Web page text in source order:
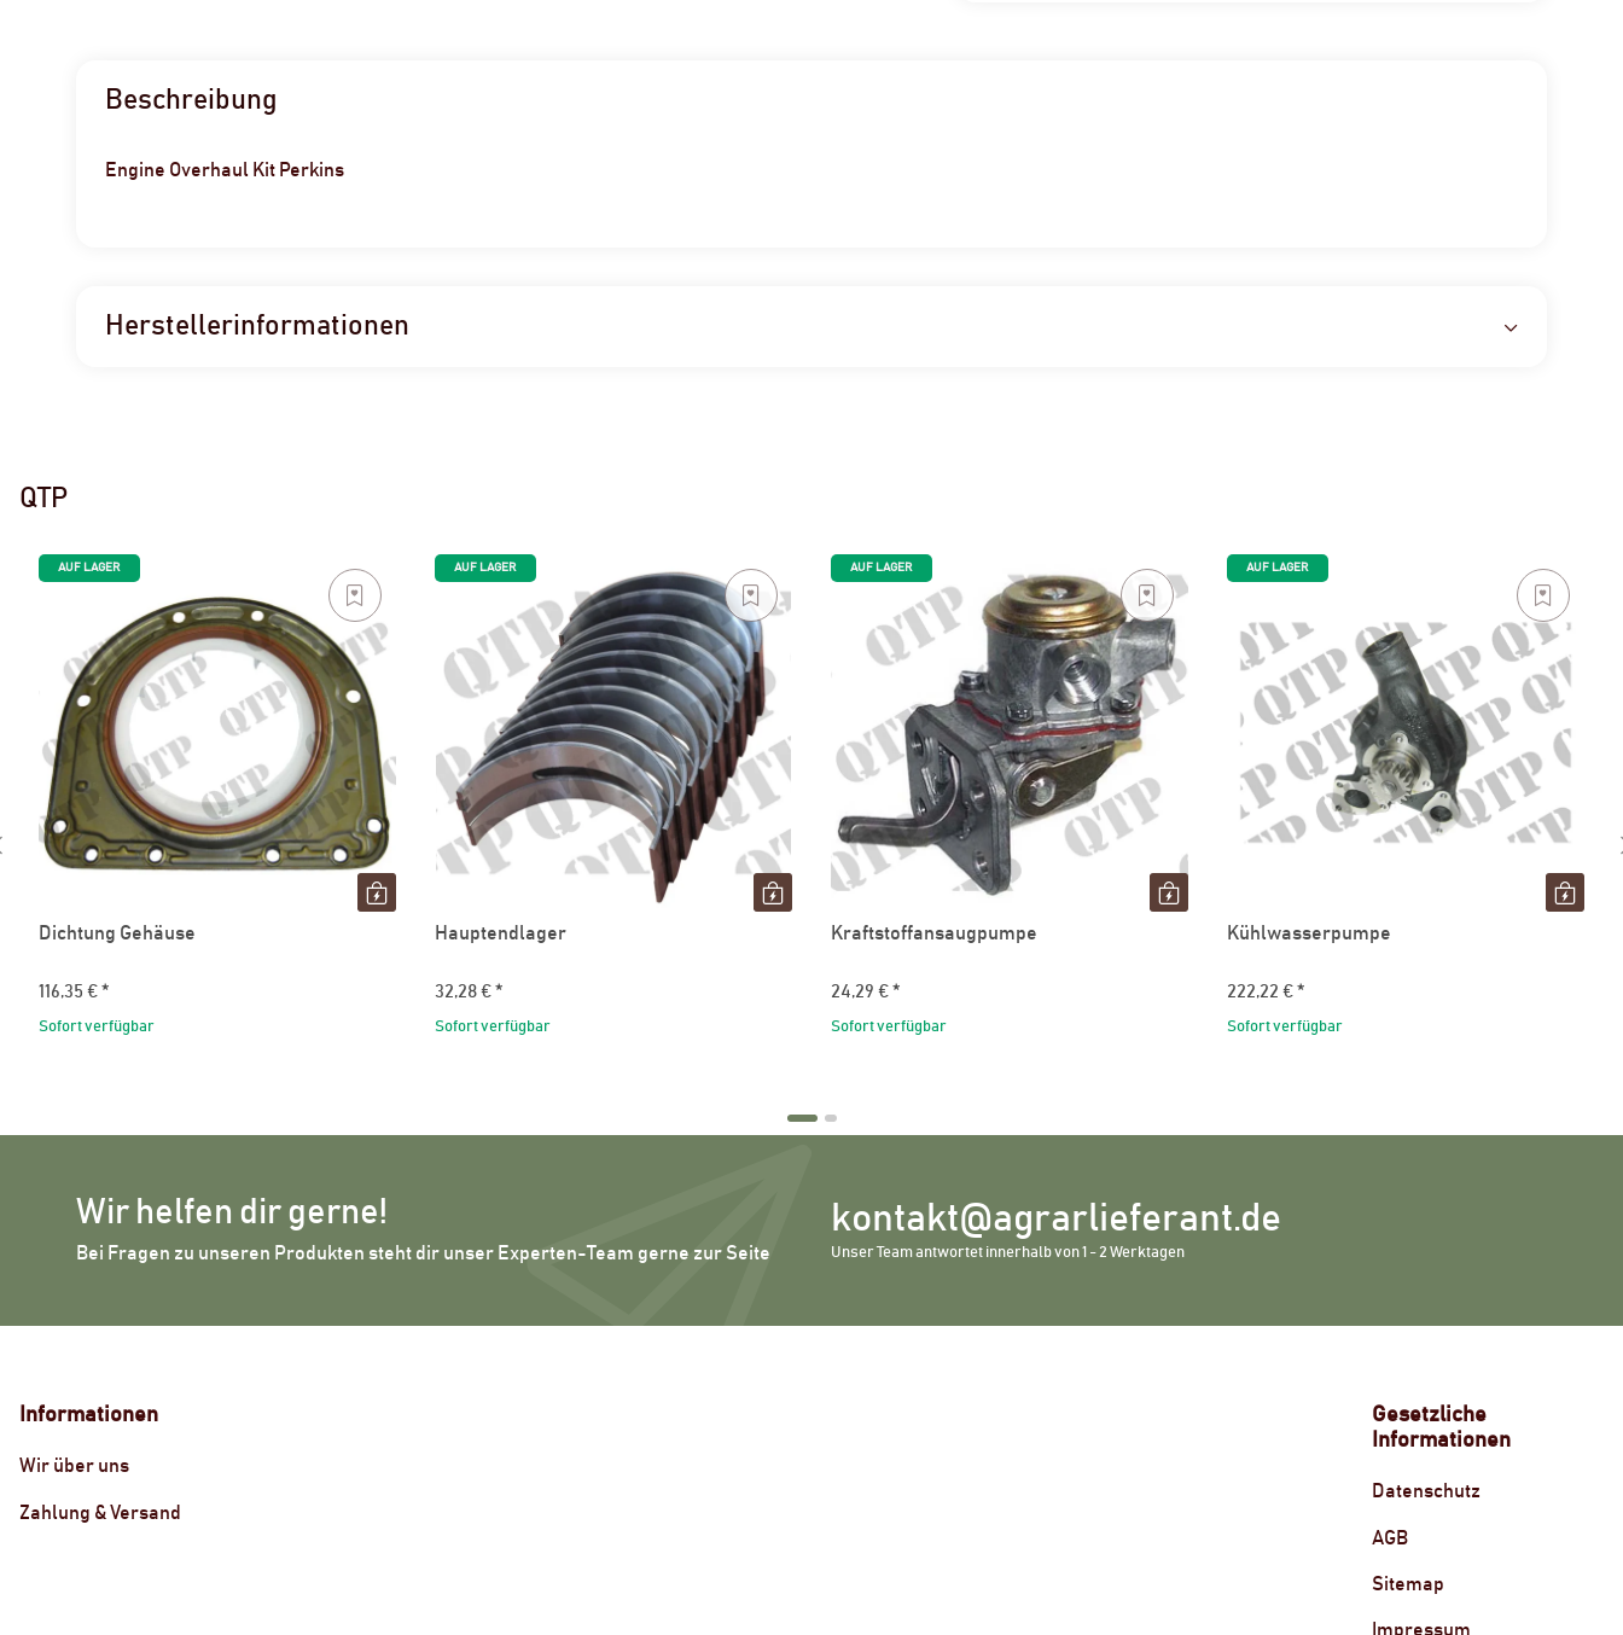
Beschreibung
Engine Overhaul Kit Perkins
Herstellerinformationen
QTP
AUF LAGER
Dichtung Gehäuse
116,35 € *
Sofort verfügbar
AUF LAGER
Hauptendlager
32,28 € *
Sofort verfügbar
AUF LAGER
Kraftstoffansaugpumpe
24,29 € *
Sofort verfügbar
AUF LAGER
Kühlwasserpumpe
222,22 € *
Sofort verfügbar
Wir helfen dir gerne!
Bei Fragen zu unseren Produkten steht dir unser Experten-Team gerne zur Seite
kontakt@agrarlieferant.de
Unser Team antwortet innerhalb von 1 - 2 Werktagen
Informationen
Wir über uns
Zahlung & Versand
Gesetzliche
Informationen
Datenschutz
AGB
Sitemap
Impressum